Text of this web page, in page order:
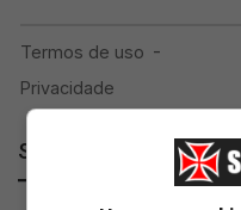
SuperVasco